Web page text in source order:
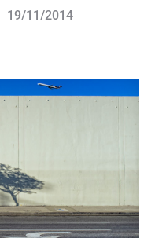
19/11/2014